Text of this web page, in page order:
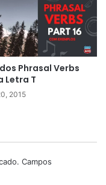
Phrasal Verbs
Letra T
2015
Campos